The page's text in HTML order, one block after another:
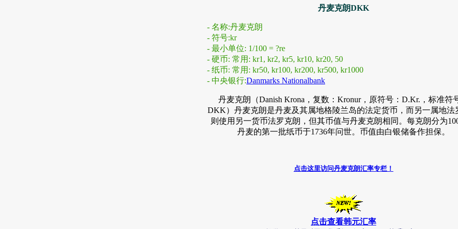
丹麦克朗DKK
- 名称:丹麦克朗
- 符号:kr
- 最小单位: 1/100 = ?re
- 硬币: 常用: kr1, kr2, kr5, kr10, kr20, 50
- 纸币: 常用: kr50, kr100, kr200, kr500, kr1000
- 中央银行:Danmarks Nationalbank
丹麦克朗（Danish Krona，复数：Kronur，原符号：D.Kr.，标准符
DKK）丹麦克朗是丹麦及其属地格陵兰岛的法定货币，而另一属地法
则使用另一货币法罗克朗，但其币值与丹麦克朗相同。每克朗分为100
丹麦的第一批纸币于1736年问世。币值由白银储备作担保。
点击这里访问丹麦克朗汇率专栏！
点击查看韩元汇率